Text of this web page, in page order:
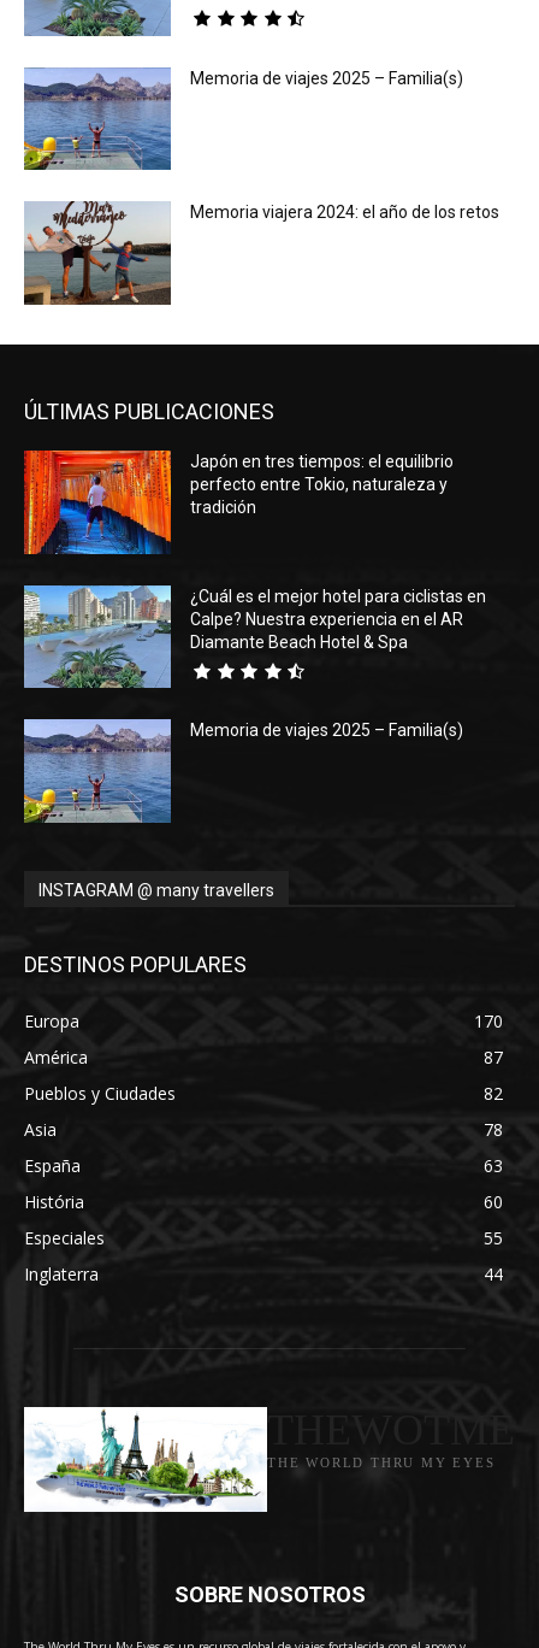
Memoria de viajes 2025 – Familia(s)
Memoria viajera 2024: el año de los retos
ÚLTIMAS PUBLICACIONES
Japón en tres tiempos: el equilibrio
perfecto entre Tokio, naturaleza y
tradición
¿Cuál es el mejor hotel para ciclistas en
Calpe? Nuestra experiencia en el AR
Diamante Beach Hotel & Spa
Memoria de viajes 2025 – Familia(s)
INSTAGRAM @ many travellers
DESTINOS POPULARES
Europa
170
América
87
Pueblos y Ciudades
82
Asia
78
España
63
História
60
Especiales
55
Inglaterra
44
THE WORLD THRU MY EYES
SOBRE NOSOTROS